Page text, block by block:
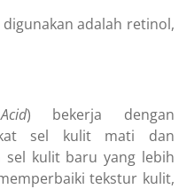
adalah retinol,
) bekerja dengan
sel kulit mati dan
sel kulit baru yang lebih
tekstur kulit,